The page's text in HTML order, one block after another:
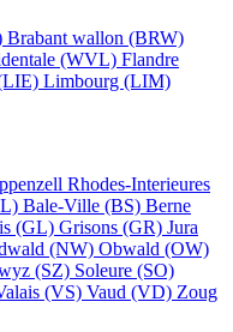
Brabant wallon (BRW)
(WVL) Flandre
Limbourg (LIM)
Rhodes-Interieures
Bale-Ville (BS) Berne
(GL) Grisons (GR) Jura
(NW) Obwald (OW)
(SZ) Soleure (SO)
(VS) Vaud (VD) Zoug